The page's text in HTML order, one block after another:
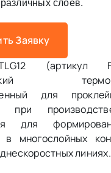
слоёв.
Заявку
(артикул
для
при
для
в многослойных
линиях.